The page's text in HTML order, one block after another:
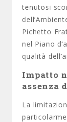
tenutosi
Pichetto
nel Piano
qualità
Impatto
assenza
La